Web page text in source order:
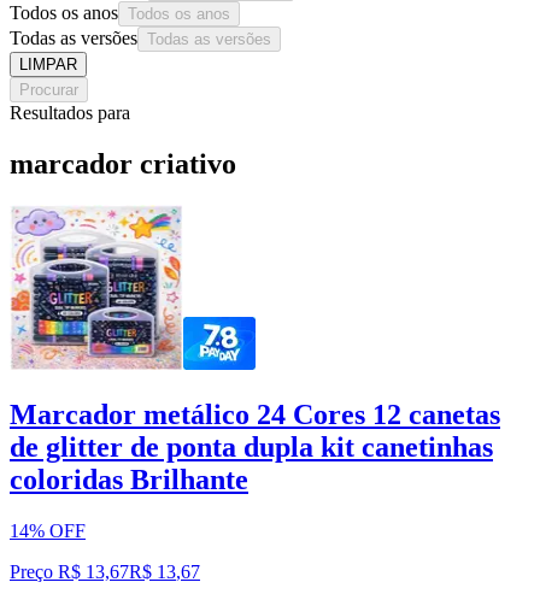
Todos os anos Todos os anos
Todas as versões Todas as versões
LIMPAR
Procurar
Resultados para
marcador criativo
Marcador metálico 24 Cores 12 canetas
de glitter de ponta dupla kit canetinhas
coloridas Brilhante
14% OFF
Preço R$ 13,67R$ 13,67